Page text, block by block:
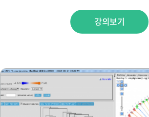
강의보기